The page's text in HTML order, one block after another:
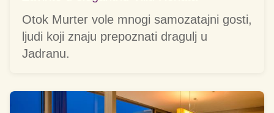
Otok Murter vole mnogi samozatajni gosti,
ljudi koji znaju prepoznati dragulj u
Jadranu.